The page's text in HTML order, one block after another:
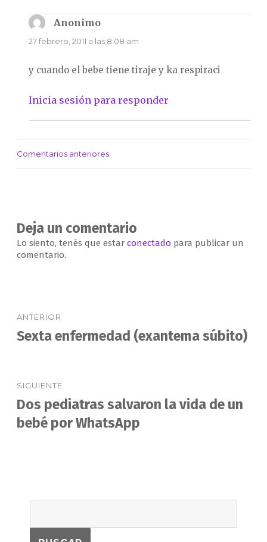
Anonimodice:
27 febrero, 2011 a las 8:08 am
y cuando el bebe tiene tiraje y ka respiraci
Inicia sesión para responder
Navegación
Comentarios anteriores
Deja un comentario
Lo siento, tenés que estar conectado para publicar un
comentario.
de
ANTERIOR
Entrada
Sexta enfermedad (exantema súbito)
SIGUIENTE
Entrada
siguiente:
Dos pediatras salvaron la vida de un
bebé por WhatsApp